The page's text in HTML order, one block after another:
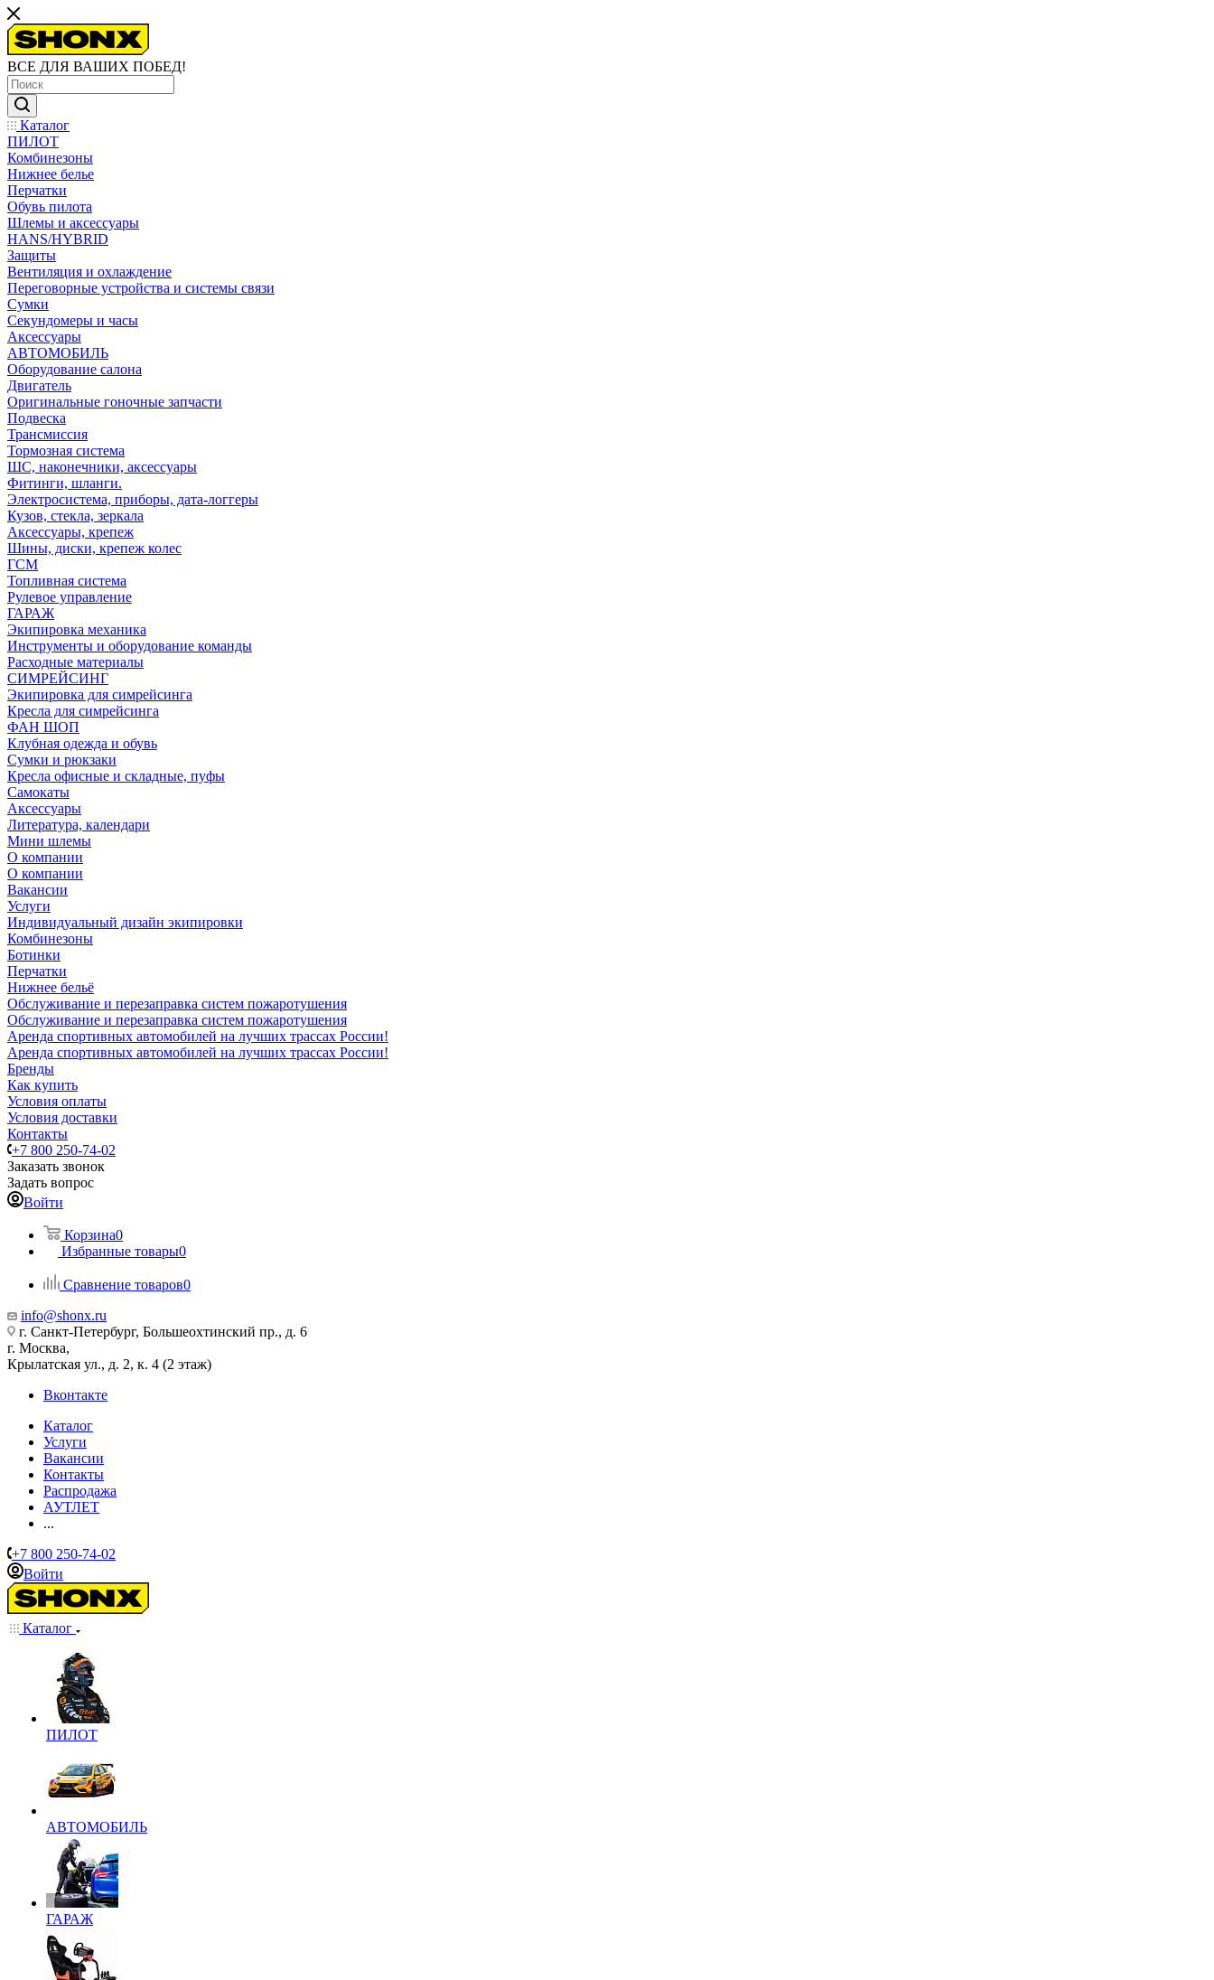
ВСЕ ДЛЯ ВАШИХ ПОБЕД!
Каталог
ПИЛОТ
Комбинезоны
Нижнее белье
Перчатки
Обувь пилота
Шлемы и аксессуары
HANS/HYBRID
Защиты
Вентиляция и охлаждение
Переговорные устройства и системы связи
Сумки
Секундомеры и часы
Аксессуары
АВТОМОБИЛЬ
Оборудование салона
Двигатель
Оригинальные гоночные запчасти
Подвеска
Трансмиссия
Тормозная система
ШС, наконечники, аксессуары
Фитинги, шланги.
Электросистема, приборы, дата-логгеры
Кузов, стекла, зеркала
Аксессуары, крепеж
Шины, диски, крепеж колес
ГСМ
Топливная система
Рулевое управление
ГАРАЖ
Экипировка механика
Инструменты и оборудование команды
Расходные материалы
СИМРЕЙСИНГ
Экипировка для симрейсинга
Кресла для симрейсинга
ФАН ШОП
Клубная одежда и обувь
Сумки и рюкзаки
Кресла офисные и складные, пуфы
Самокаты
Аксессуары
Литература, календари
Мини шлемы
О компании
О компании
Вакансии
Услуги
Индивидуальный дизайн экипировки
Комбинезоны
Ботинки
Перчатки
Нижнее бельё
Обслуживание и перезаправка систем пожаротушения
Обслуживание и перезаправка систем пожаротушения
Аренда спортивных автомобилей на лучших трассах России!
Аренда спортивных автомобилей на лучших трассах России!
Бренды
Как купить
Условия оплаты
Условия доставки
Контакты
+7 800 250-74-02
Заказать звонок
Задать вопрос
Войти
Корзина0
Избранные товары0
Сравнение товаров0
info@shonx.ru
г. Санкт-Петербург, Большеохтинский пр., д. 6
г. Москва,
Крылатская ул., д. 2, к. 4 (2 этаж)
Вконтакте
Каталог
Услуги
Вакансии
Контакты
Распродажа
АУТЛЕТ
...
+7 800 250-74-02
Войти
Каталог
ПИЛОТ
АВТОМОБИЛЬ
ГАРАЖ